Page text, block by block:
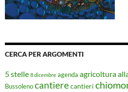
CERCA PER ARGOMENTI
5 stelle 8 dicembre agenda agricoltura
Bussolenocantierecantieri